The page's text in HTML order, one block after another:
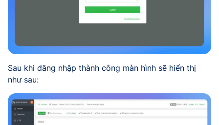
Sau khi đăng nhập thành công màn hình sẽ hiển thị
như sau: